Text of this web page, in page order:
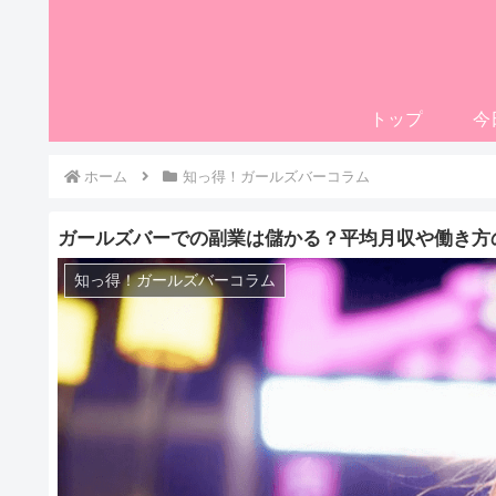
トップ 今
ホーム 知っ得！ガールズバーコラム
ガールズバーでの副業は儲かる？平均月収や働き
知っ得！ガールズバーコラム